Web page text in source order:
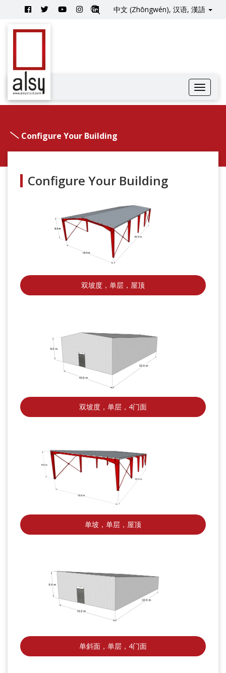
中文 (Zhōngwén), 汉语, 漢語
Configure Your Building
Configure Your Building
双坡度，单层，屋顶
双坡度，单层，4门面
单坡，单层，屋顶
单斜面，单层，4门面